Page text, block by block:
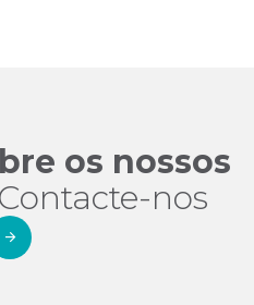
os nossos
Contacte-nos